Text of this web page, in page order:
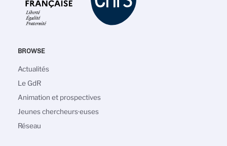
BROWSE
Navigation
principale
Actualités
Le GdR
Animation et prospectives
Jeunes chercheurs·euses
Réseau